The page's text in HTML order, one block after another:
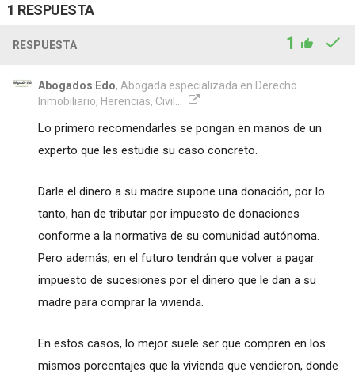
1 RESPUESTA
RESPUESTA 1
Abogados Edo, Abogada especializada en Derecho
Inmobiliario, Herencias, Civil...
Lo primero recomendarles se pongan en manos de un
experto que les estudie su caso concreto.
Darle el dinero a su madre supone una donación, por lo
tanto, han de tributar por impuesto de donaciones
conforme a la normativa de su comunidad autónoma.
Pero además, en el futuro tendrán que volver a pagar
impuesto de sucesiones por el dinero que le dan a su
madre para comprar la vivienda.
En estos casos, lo mejor suele ser que compren en los
mismos porcentajes que la vivienda que vendieron, donde